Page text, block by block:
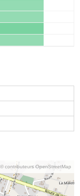
© contributeurs OpenStreetMap